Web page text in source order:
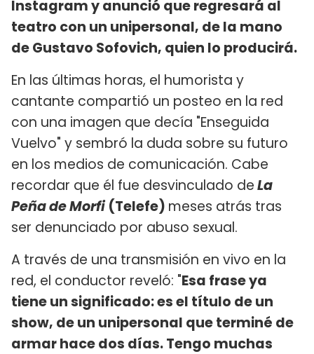
Instagram y anunció que regresará al
teatro con un unipersonal, de la mano
de Gustavo Sofovich, quien lo producirá.
En las últimas horas, el humorista y
cantante compartió un posteo en la red
con una imagen que decía "Enseguida
Vuelvo" y sembró la duda sobre su futuro
en los medios de comunicación. Cabe
recordar que él fue desvinculado deLa
Peña de Morfi(Telefe) meses atrás tras
ser denunciado por abuso sexual.
A través de una transmisión en vivo en la
red, el conductor reveló: "Esa frase ya
tiene un significado: es el título de un
show, de un unipersonal que terminé de
armar hace dos días. Tengo muchas